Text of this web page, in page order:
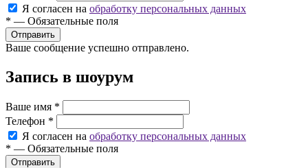
Я согласен на обработку персональных данных
* — Обязательные поля
Ваше сообщение успешно отправлено.
Запись в шоурум
Ваше имя *
Телефон *
Я согласен на обработку персональных данных
* — Обязательные поля